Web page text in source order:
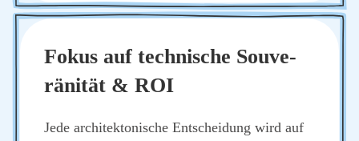
Fokus auf tech­ni­sche Sou­ve­
rä­ni­tät & ROI
Jede archi­tek­to­ni­sche Ent­schei­dung wird auf